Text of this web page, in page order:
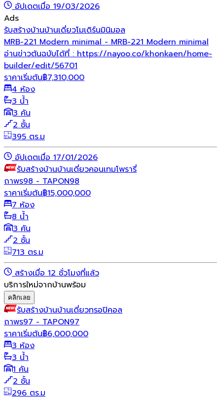
อัปเดตเมื่อ 19/03/2026
Ads
รับสร้างบ้านบ้านเดี่ยวโมเดิร์นมินิมอล
MRB-221 Modern minimal - MRB-221 Modern minimal
อ่านข่าวต้นฉบับได้ที่ : https://nayoo.co/khonkaen/home-
builder/edit/56701
ราคาเริ่มต้น฿7,310,000
4 ห้อง
3 น้ำ
3 คัน
2 ชั้น
395 ตร.ม
อัปเดตเมื่อ 17/01/2026
รับสร้างบ้านบ้านเดี่ยวคอนเทมโพรารี่
ถาพร98 - TAPON98
ราคาเริ่มต้น฿15,000,000
7 ห้อง
8 น้ำ
3 คัน
2 ชั้น
713 ตร.ม
สร้างเมื่อ 12 ชั่วโมงที่แล้ว
บริการใหม่จากบ้านพร้อม
คลิกเลย
รับสร้างบ้านบ้านเดี่ยวทรอปิคอล
ถาพร97 - TAPON97
ราคาเริ่มต้น฿6,000,000
3 ห้อง
3 น้ำ
1 คัน
2 ชั้น
296 ตร.ม